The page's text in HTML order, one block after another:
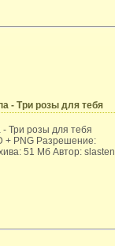
- Три розы для тебя
Три розы для тебя
+ PNG Разрешение:
51 Мб Автор: